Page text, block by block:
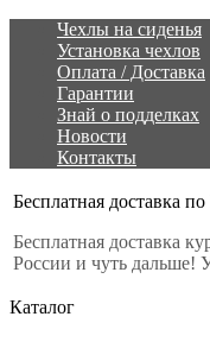
Чехлы на сиденья
Установка чехлов
Оплата / Доставка
Гарантии
Знай о подделках
Новости
Контакты
Бесплатная доставка
Бесплатная доставка
России и чуть дальше!
Каталог